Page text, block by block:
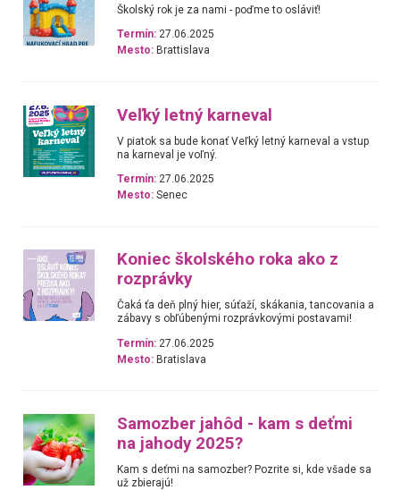
Školský rok je za nami - poďme to osláviť!
Termín: 27.06.2025
Mesto: Brattislava
Veľký letný karneval
V piatok sa bude konať Veľký letný karneval a vstup
na karneval je voľný.
Termín: 27.06.2025
Mesto: Senec
Koniec školského roka ako z
rozprávky
Čaká ťa deň plný hier, súťaží, skákania, tancovania a
zábavy s obľúbenými rozprávkovými postavami!
Termín: 27.06.2025
Mesto: Bratislava
Samozber jahôd - kam s deťmi
na jahody 2025?
Kam s deťmi na samozber? Pozrite si, kde všade sa
už zbierajú!